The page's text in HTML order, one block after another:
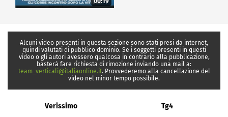
Alcuni video presenti in questa sezione sono stati presi da internet,
quindi valutati di pubblico dominio. Se i soggetti presenti in questi
video o gli autori avessero qualcosa in contrario alla pubblicazione,
basterà fare richiesta di rimozione inviando una mail a:
team_verticali@italiaonline.it. Provvederemo alla cancellazione del
video nel minor tempo possibile.
Verissimo Tg4